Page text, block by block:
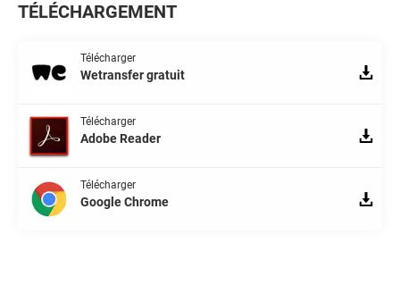
TÉLÉCHARGEMENT
Télécharger
Wetransfer gratuit
Télécharger
Adobe Reader
Télécharger
Google Chrome